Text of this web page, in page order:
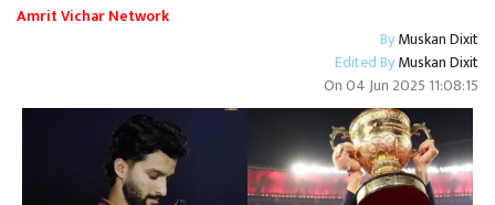
Amrit Vichar Network
ByMuskan Dixit
Edited ByMuskan Dixit
On04 Jun 2025 11:08:15